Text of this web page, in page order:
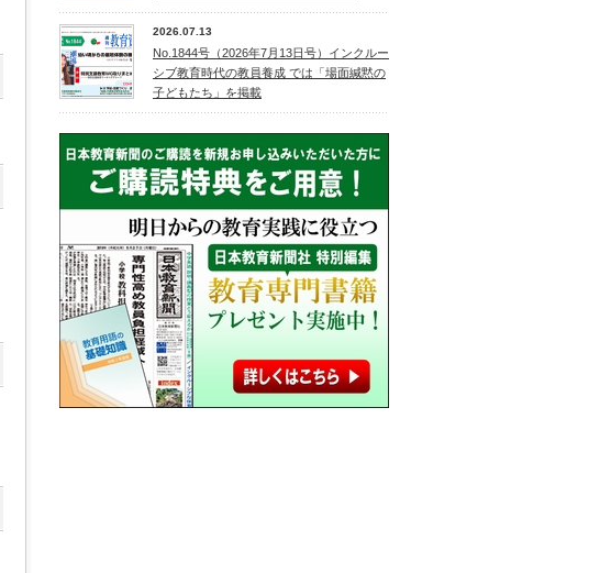
2026.07.13
No.1844号（2026年7月13日号）インクルー
シブ教育時代の教員養成 では「場面緘黙の
子どもたち」を掲載